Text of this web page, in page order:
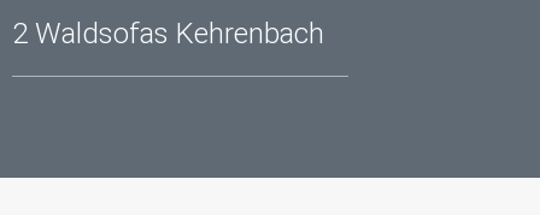
2 Waldsofas Kehrenbach